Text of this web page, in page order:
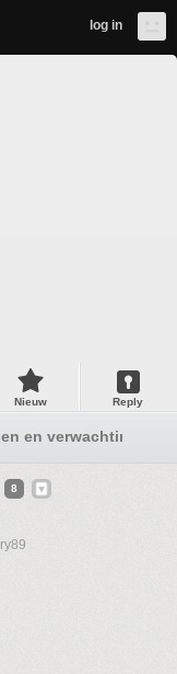
log in
Nieuw Reply
en verwachtingen
8